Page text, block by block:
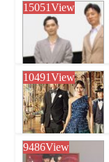
15051View
10491View
9486View